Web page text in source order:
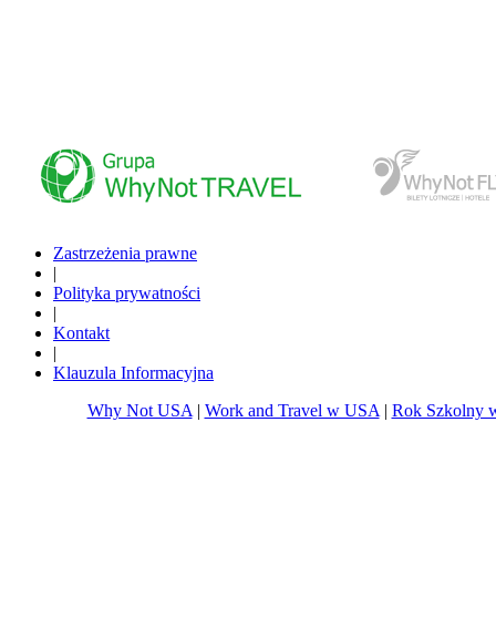
Zastrzeżenia prawne
|
Polityka prywatności
|
Kontakt
|
Klauzula Informacyjna
Why Not USA | Work and Travel w USA | Rok Szkolny